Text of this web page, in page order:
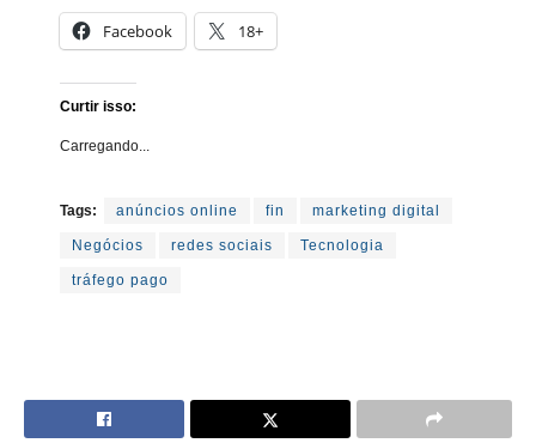
Facebook 18+
Curtir isso:
Carregando...
Tags: anúncios online fin marketing digital
Negócios redes sociais Tecnologia
tráfego pago